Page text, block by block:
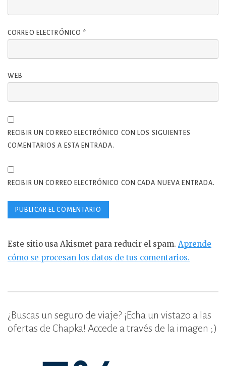
CORREO ELECTRÓNICO *
WEB
RECIBIR UN CORREO ELECTRÓNICO CON LOS SIGUIENTES
COMENTARIOS A ESTA ENTRADA.
RECIBIR UN CORREO ELECTRÓNICO CON CADA NUEVA ENTRADA.
Este sitio usa Akismet para reducir el spam. Aprende
cómo se procesan los datos de tus comentarios.
¿Buscas un seguro de viaje? ¡Echa un vistazo a las
ofertas de Chapka! Accede a través de la imagen ;)